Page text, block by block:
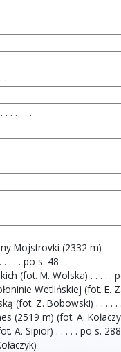
.
. . . . .
Mojstrovki (2332 m)
. . . . po s. 48
(fot. M. Wolska) . . . . .
Wetlińskiej (fot. E.
(fot. Z. Bobowski) . . . .
(2519 m) (fot. A.
A. Sipior) . . . . . po s. 288